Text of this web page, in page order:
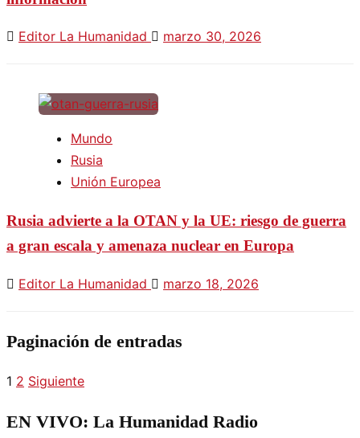
Editor La Humanidad marzo 30, 2026
Mundo
Rusia
Unión Europea
Rusia advierte a la OTAN y la UE: riesgo de guerra
a gran escala y amenaza nuclear en Europa
Editor La Humanidad marzo 18, 2026
Paginación de entradas
1 2 Siguiente
EN VIVO: La Humanidad Radio